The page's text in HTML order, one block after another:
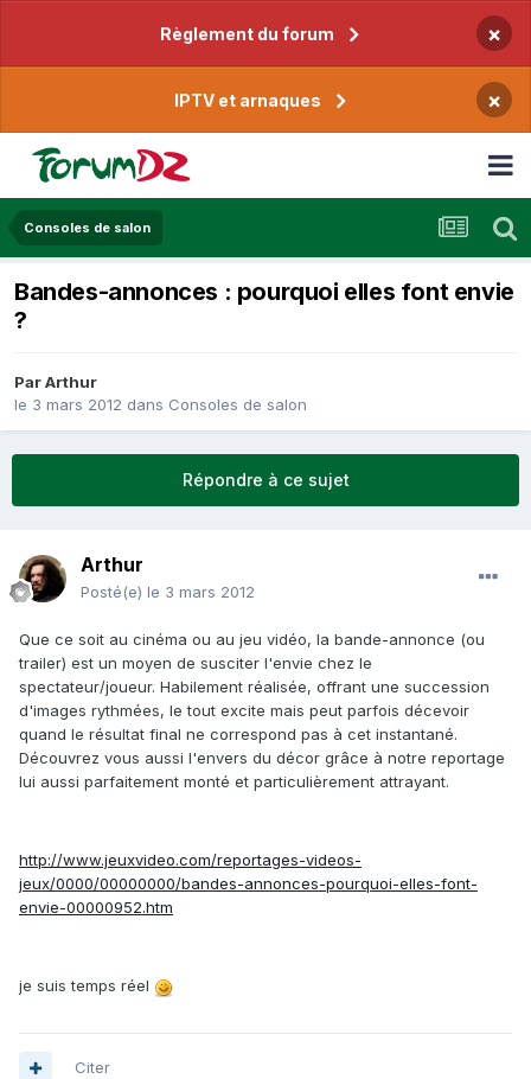
Règlement du forum ×
IPTV et arnaques ×
Consoles de salon
Bandes-annonces : pourquoi elles font envie
?
ParArthur
le 3 mars 2012 dans Consoles de salon
Répondre à ce sujet
Arthur
Posté(e) le 3 mars 2012
Que ce soit au cinéma ou au jeu vidéo, la bande-annonce (ou
trailer) est un moyen de susciter l'envie chez le
spectateur/joueur. Habilement réalisée, offrant une succession
d'images rythmées, le tout excite mais peut parfois décevoir
quand le résultat final ne correspond pas à cet instantané.
Découvrez vous aussi l'envers du décor grâce à notre reportage
lui aussi parfaitement monté et particulièrement attrayant.
http://www.jeuxvideo.com/reportages-videos-
jeux/0000/00000000/bandes-annonces-pourquoi-elles-font-
envie-00000952.htm
je suis temps réel
Citer